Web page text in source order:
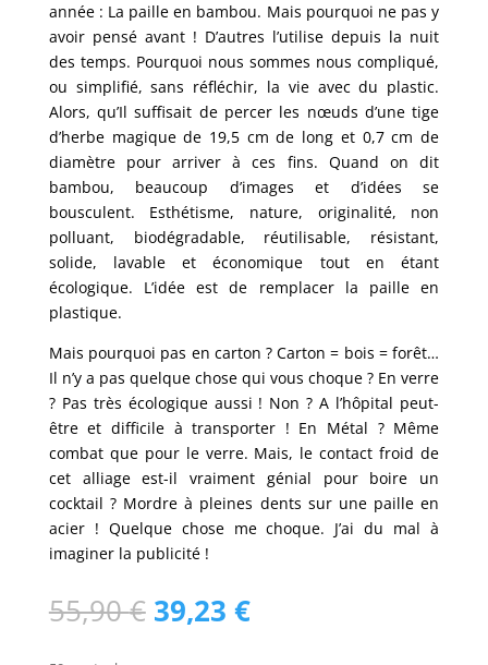
année : La paille en bambou. Mais pourquoi ne pas y
avoir pensé avant ! D’autres l’utilise depuis la nuit
des temps. Pourquoi nous sommes nous compliqué,
ou simplifié, sans réfléchir, la vie avec du plastic.
Alors, qu’Il suffisait de percer les nœuds d’une tige
d’herbe magique de 19,5 cm de long et 0,7 cm de
diamètre pour arriver à ces fins. Quand on dit
bambou, beaucoup d’images et d’idées se
bousculent. Esthétisme, nature, originalité, non
polluant, biodégradable, réutilisable, résistant,
solide, lavable et économique tout en étant
écologique. L’idée est de remplacer la paille en
plastique.
Mais pourquoi pas en carton ? Carton = bois = forêt…
Il n’y a pas quelque chose qui vous choque ? En verre
? Pas très écologique aussi ! Non ? A l’hôpital peut-
être et difficile à transporter ! En Métal ? Même
combat que pour le verre. Mais, le contact froid de
cet alliage est-il vraiment génial pour boire un
cocktail ? Mordre à pleines dents sur une paille en
acier ! Quelque chose me choque. J’ai du mal à
imaginer la publicité !
55,90€ Le
prix
39,23 €Le
prix